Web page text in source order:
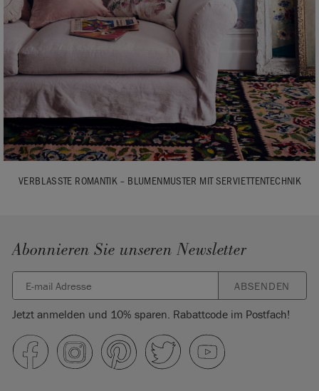
VERBLASSTE ROMANTIK – BLUMENMUSTER MIT SERVIETTENTECHNIK
Abonnieren Sie unseren Newsletter
ABSENDEN
Jetzt anmelden und 10% sparen. Rabattcode im Postfach!